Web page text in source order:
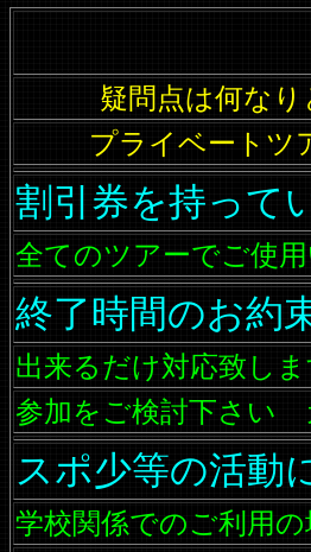
疑問点は何な
プライベートツ
割引券を持って
全てのツアーでご使
終了時間のお約
出来るだけ対応致し
参加をご検討下さい
スポ少等の活動
学校関係でのご利用の